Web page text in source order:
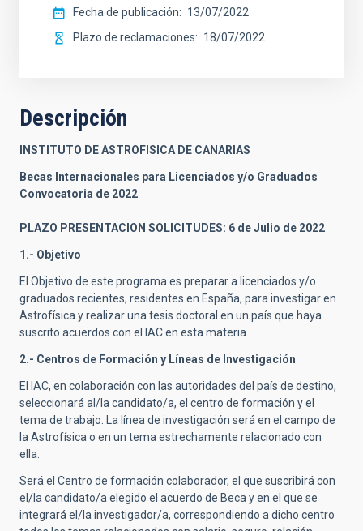
Fecha de publicación
13/07/2022
Plazo de reclamaciones
18/07/2022
Descripción
INSTITUTO DE ASTROFISICA DE CANARIAS
Becas Internacionales para Licenciados y/o Graduados
Convocatoria de 2022
PLAZO PRESENTACION SOLICITUDES: 6 de Julio de 2022
1.- Objetivo
El Objetivo de este programa es preparar a licenciados y/o
graduados recientes, residentes en España, para investigar en
Astrofísica y realizar una tesis doctoral en un país que haya
suscrito acuerdos con el IAC en esta materia.
2.- Centros de Formación y Líneas de Investigación
El IAC, en colaboración con las autoridades del país de destino,
seleccionará al/la candidato/a, el centro de formación y el
tema de trabajo. La línea de investigación será en el campo de
la Astrofísica o en un tema estrechamente relacionado con
ella.
Será el Centro de formación colaborador, el que suscribirá con
el/la candidato/a elegido el acuerdo de Beca y en el que se
integrará el/la investigador/a, correspondiendo a dicho centro